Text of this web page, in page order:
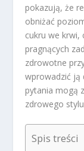
pokazują, że
obniżać
cukru we krwi,
pragnących
zdrowotne
wprowadzić ją
pytania mogą
zdrowego
Spis treści